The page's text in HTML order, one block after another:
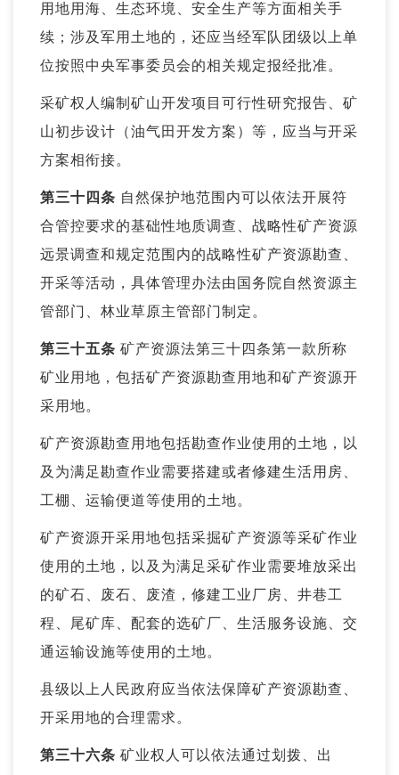
用地用海、生态环境、安全生产等方面相关手
续；涉及军用土地的，还应当经军队团级以上单
位按照中央军事委员会的相关规定报经批准。
采矿权人编制矿山开发项目可行性研究报告、矿
山初步设计（油气田开发方案）等，应当与开采
方案相衔接。
第三十四条 自然保护地范围内可以依法开展符
合管控要求的基础性地质调查、战略性矿产资源
远景调查和规定范围内的战略性矿产资源勘查、
开采等活动，具体管理办法由国务院自然资源主
管部门、林业草原主管部门制定。
第三十五条 矿产资源法第三十四条第一款所称
矿业用地，包括矿产资源勘查用地和矿产资源开
采用地。
矿产资源勘查用地包括勘查作业使用的土地，以
及为满足勘查作业需要搭建或者修建生活用房、
工棚、运输便道等使用的土地。
矿产资源开采用地包括采掘矿产资源等采矿作业
使用的土地，以及为满足采矿作业需要堆放采出
的矿石、废石、废渣，修建工业厂房、井巷工
程、尾矿库、配套的选矿厂、生活服务设施、交
通运输设施等使用的土地。
县级以上人民政府应当依法保障矿产资源勘查、
开采用地的合理需求。
第三十六条 矿业权人可以依法通过划拨、出